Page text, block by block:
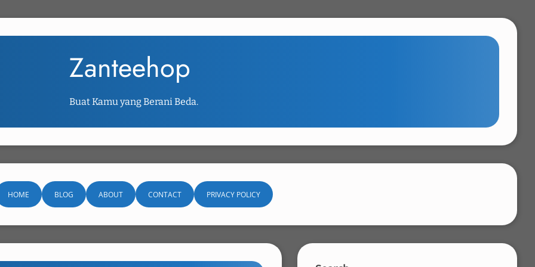
Zanteehop
Buat Kamu yang Berani Beda.
HOME BLOG ABOUT CONTACT PRIVACY POLICY